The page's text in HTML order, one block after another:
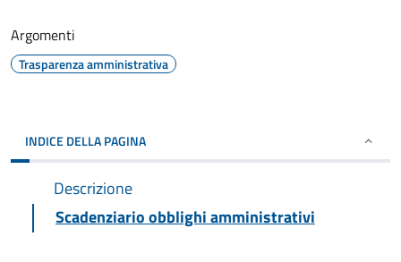
Argomenti
Trasparenza amministrativa
INDICE DELLA PAGINA
Descrizione
Scadenziario obblighi amministrativi